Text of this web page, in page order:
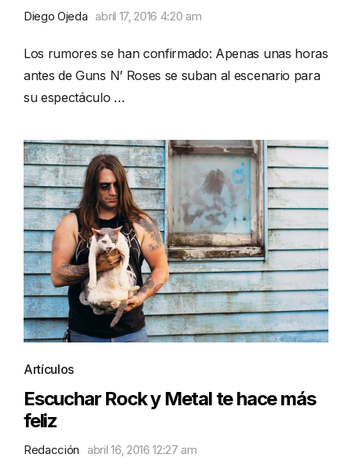
Diego Ojeda abril 17, 2016 4:20 am
Los rumores se han confirmado: Apenas unas horas
antes de Guns N’ Roses se suban al escenario para
su espectáculo …
Artículos
Escuchar Rock y Metal te hace más
feliz
Redacción abril 16, 2016 12:27 am